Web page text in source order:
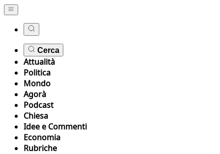
Cerca
Attualità
Politica
Mondo
Agorà
Podcast
Chiesa
Idee e Commenti
Economia
Rubriche